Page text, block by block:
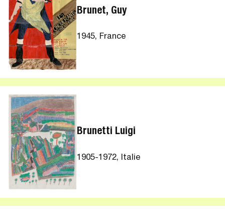
Brunet, Guy
1945, France
Brunetti Luigi
1905-1972, Italie